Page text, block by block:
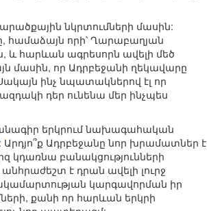
նկրտումների մասին:
համաձայն որի՝ Ղարաբաղյան
և հարևան ագրեսորն ավելի մեծ
մասին, որ Ադրբեջանի ղեկավարը
ինչ նպատակներով էլ որ
դեր ունենա մեր ինչպես
երկրում նախագահական
: Արդյո՞ք Ադրբեջանը նոր խրամատներ է
կդառնա բանակցությունների
է դրան ավելի լուրջ
կարգավորման իր
քանի որ հարևան երկրի